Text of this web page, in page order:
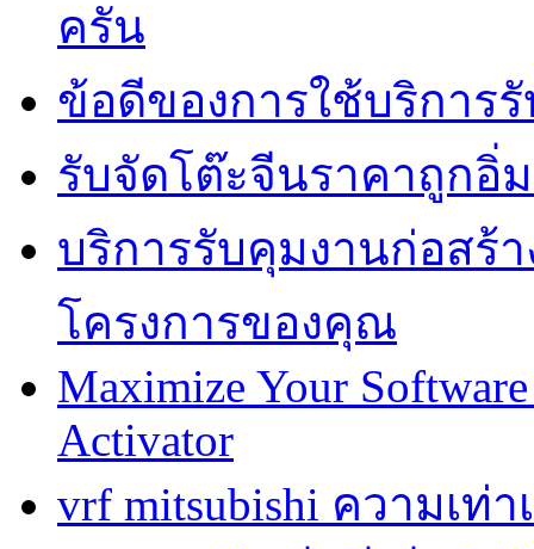
ครัน
ข้อดีของการใช้บริการ
รับจัดโต๊ะจีนราคาถูกอิ่
บริการรับคุมงานก่อสร้
โครงการของคุณ
Maximize Your
Activator
vrf mitsubishi ความเท่